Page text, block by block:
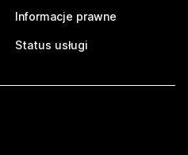
Informacje prawne
Status usługi